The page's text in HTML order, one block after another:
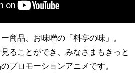
商品、お味噌の「料亭の味」。
ることができ、みなさまもきっと
プロモーションアニメです。